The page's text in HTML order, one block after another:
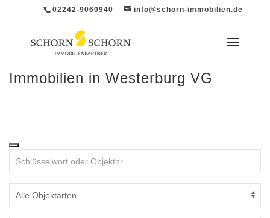
02242-9060940 info@schorn-immobilien.de
Immobilien in Westerburg VG